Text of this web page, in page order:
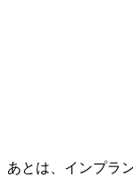
あとは、インプラ